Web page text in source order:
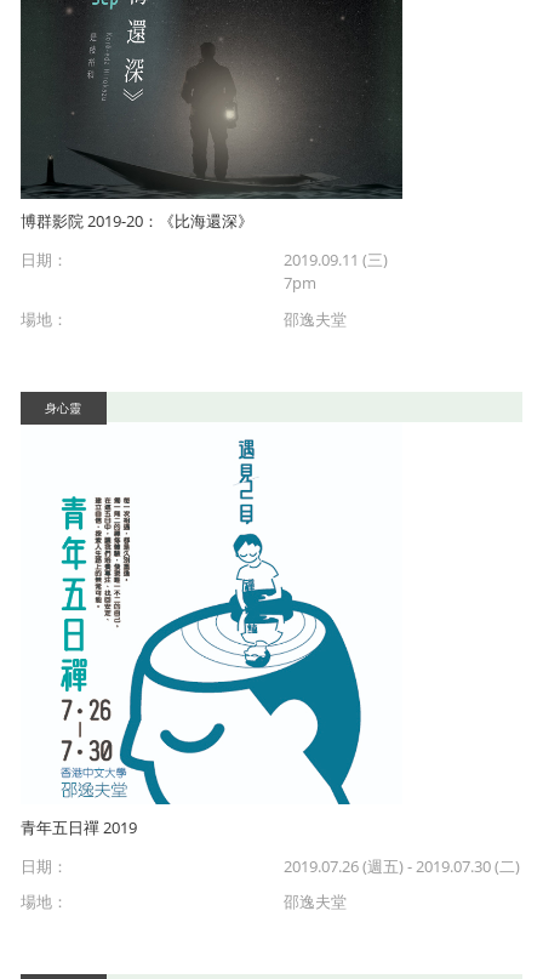
博群影院 2019-20：《比海還深》
日期：
2019.09.11 (三)
7pm
場地：
邵逸夫堂
身心靈
青年五日禪 2019
日期：
2019.07.26 (週五)-2019.07.30 (二)
場地：
邵逸夫堂